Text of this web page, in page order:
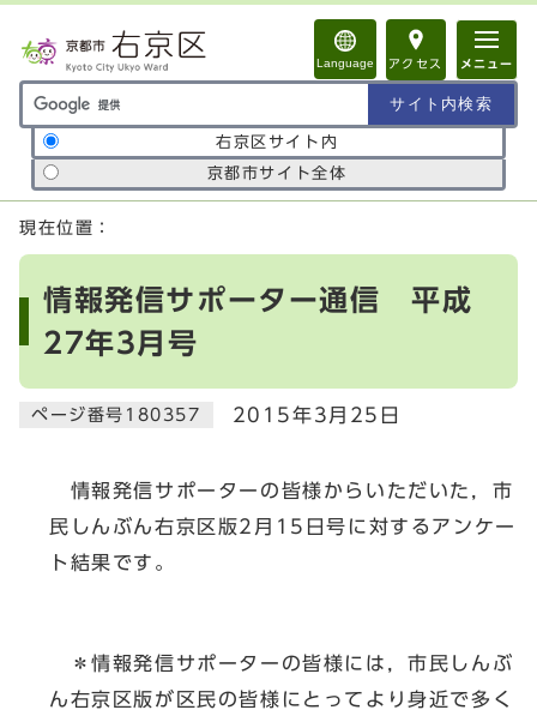
Language アクセス メニュー
サイト内検索の範囲
右京区サイト内
京都市サイト全体
ここから本文です
現在位置：
情報発信サポーター通信 平成
27年3月号
ページ番号180357 2015年3月25日
情報発信サポーターの皆様からいただいた，市
民しんぶん右京区版2月15日号に対するアンケー
ト結果です。
＊情報発信サポーターの皆様には，市民しんぶ
ん右京区版が区民の皆様にとってより身近で多く